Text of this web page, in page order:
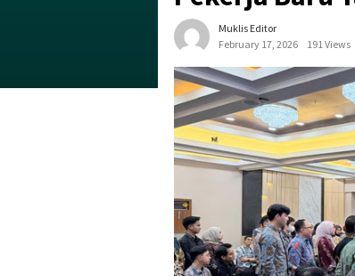
Muklis Editor
February 17, 2026
191 Views